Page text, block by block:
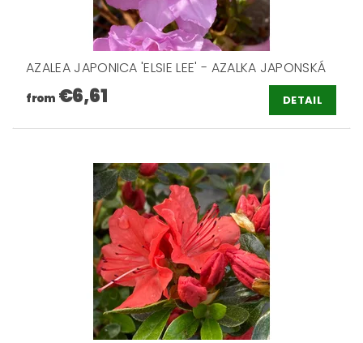
AZALEA JAPONICA 'ELSIE LEE' - AZALKA JAPONSKÁ
from €6,61 DETAIL